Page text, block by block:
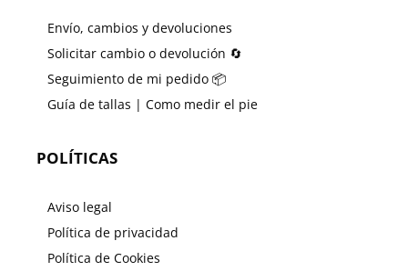
Envío, cambios y devoluciones
Solicitar cambio o devolución 🔄
Seguimiento de mi pedido 📦
Guía de tallas | Como medir el pie
POLÍTICAS
Aviso legal
Política de privacidad
Política de Cookies